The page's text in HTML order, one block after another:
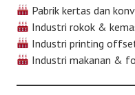
Pabrik kertas dan
Industri rokok &
Industri printing
Industri makanan &